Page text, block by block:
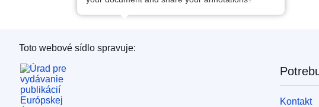
Úrad pre vydávanie publikácií Európskej únie
Toto webové sídlo spravuje:
Kontakt